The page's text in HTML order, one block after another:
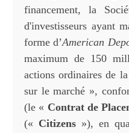
financement, la
d'investisseurs ayant
forme d’American
maximum de 150
actions ordinaires de
sur le marché »,
(le « Contrat de
(« Citizens »), en